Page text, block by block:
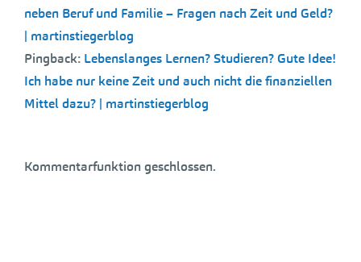
neben Beruf und Familie – Fragen nach Zeit und Geld?
| martinstiegerblog
Pingback: Lebenslanges Lernen? Studieren? Gute Idee!
Ich habe nur keine Zeit und auch nicht die finanziellen
Mittel dazu? | martinstiegerblog
Kommentarfunktion geschlossen.